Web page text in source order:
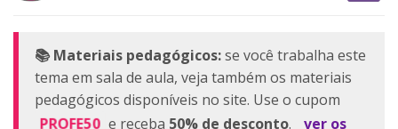
📚 Materiais pedagógicos:se você trabalha este
tema em sala de aula, veja também os materiais
pedagógicos disponíveis no site. Use o cupom
PROFE50 e receba 50% de desconto.
ver os